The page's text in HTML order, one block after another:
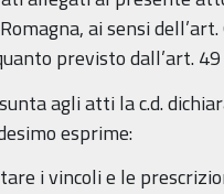
ai sensi
previsto dall’art.
agli atti la c.d.
esprime:
i vincoli e le